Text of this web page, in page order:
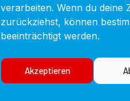
verarbeiten. Wenn du deine
zurückziehst, können
beeinträchtigt werden.
Akzeptieren